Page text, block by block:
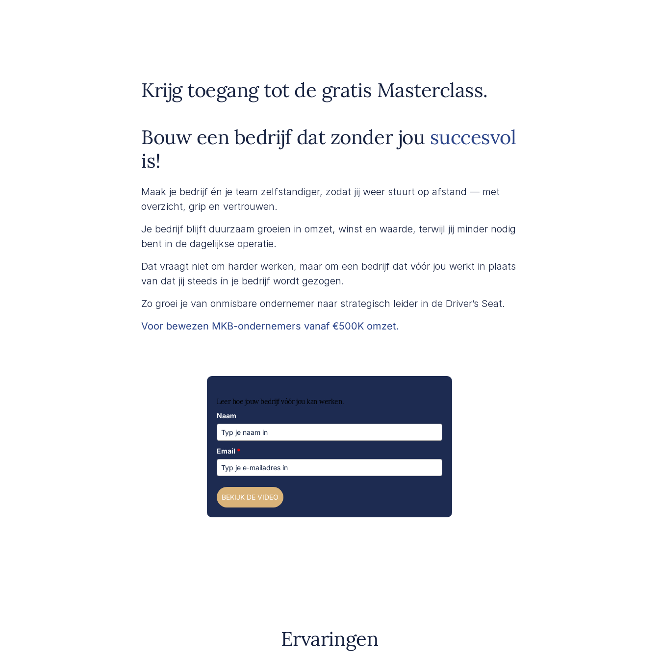
Krijg toegang tot de gratis Masterclass.
Bouw een bedrijf dat zonder jou succesvol
is!
Maak je bedrijf én je team zelfstandiger, zodat jij weer stuurt op afstand — met
overzicht, grip en vertrouwen.
Je bedrijf blijft duurzaam groeien in omzet, winst en waarde, terwijl jij minder nodig
bent in de dagelijkse operatie.
Dat vraagt niet om harder werken, maar om een bedrijf dat vóór jou werkt in plaats
van dat jij steeds ín je bedrijf wordt gezogen.
Zo groei je van onmisbare ondernemer naar strategisch leider in de Driver’s Seat.
Voor bewezen MKB-ondernemers vanaf €500K omzet.
Leer hoe jouw bedrijf vóór jou kan werken.
Naam
Email *
BEKIJK DE VIDEO
Ervaringen